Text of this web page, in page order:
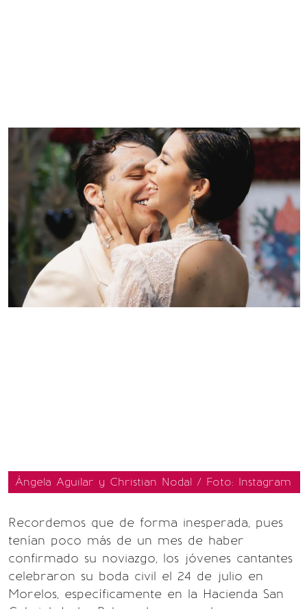
Ángela Aguilar y Christian Nodal / Foto: Instagram
Recordemos que de forma inesperada, pues
tenían poco más de un mes de haber
confirmado su noviazgo, los jóvenes cantantes
celebraron su boda civil el 24 de julio en
Morelos, específicamente en la Hacienda San